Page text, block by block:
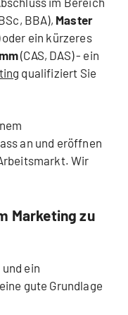
BBA), Master
oder ein kürzeres
(CAS, DAS) - ein
qualifiziert Sie
an und eröffnen
Wir
Marketing zu
ein
gute Grundlage